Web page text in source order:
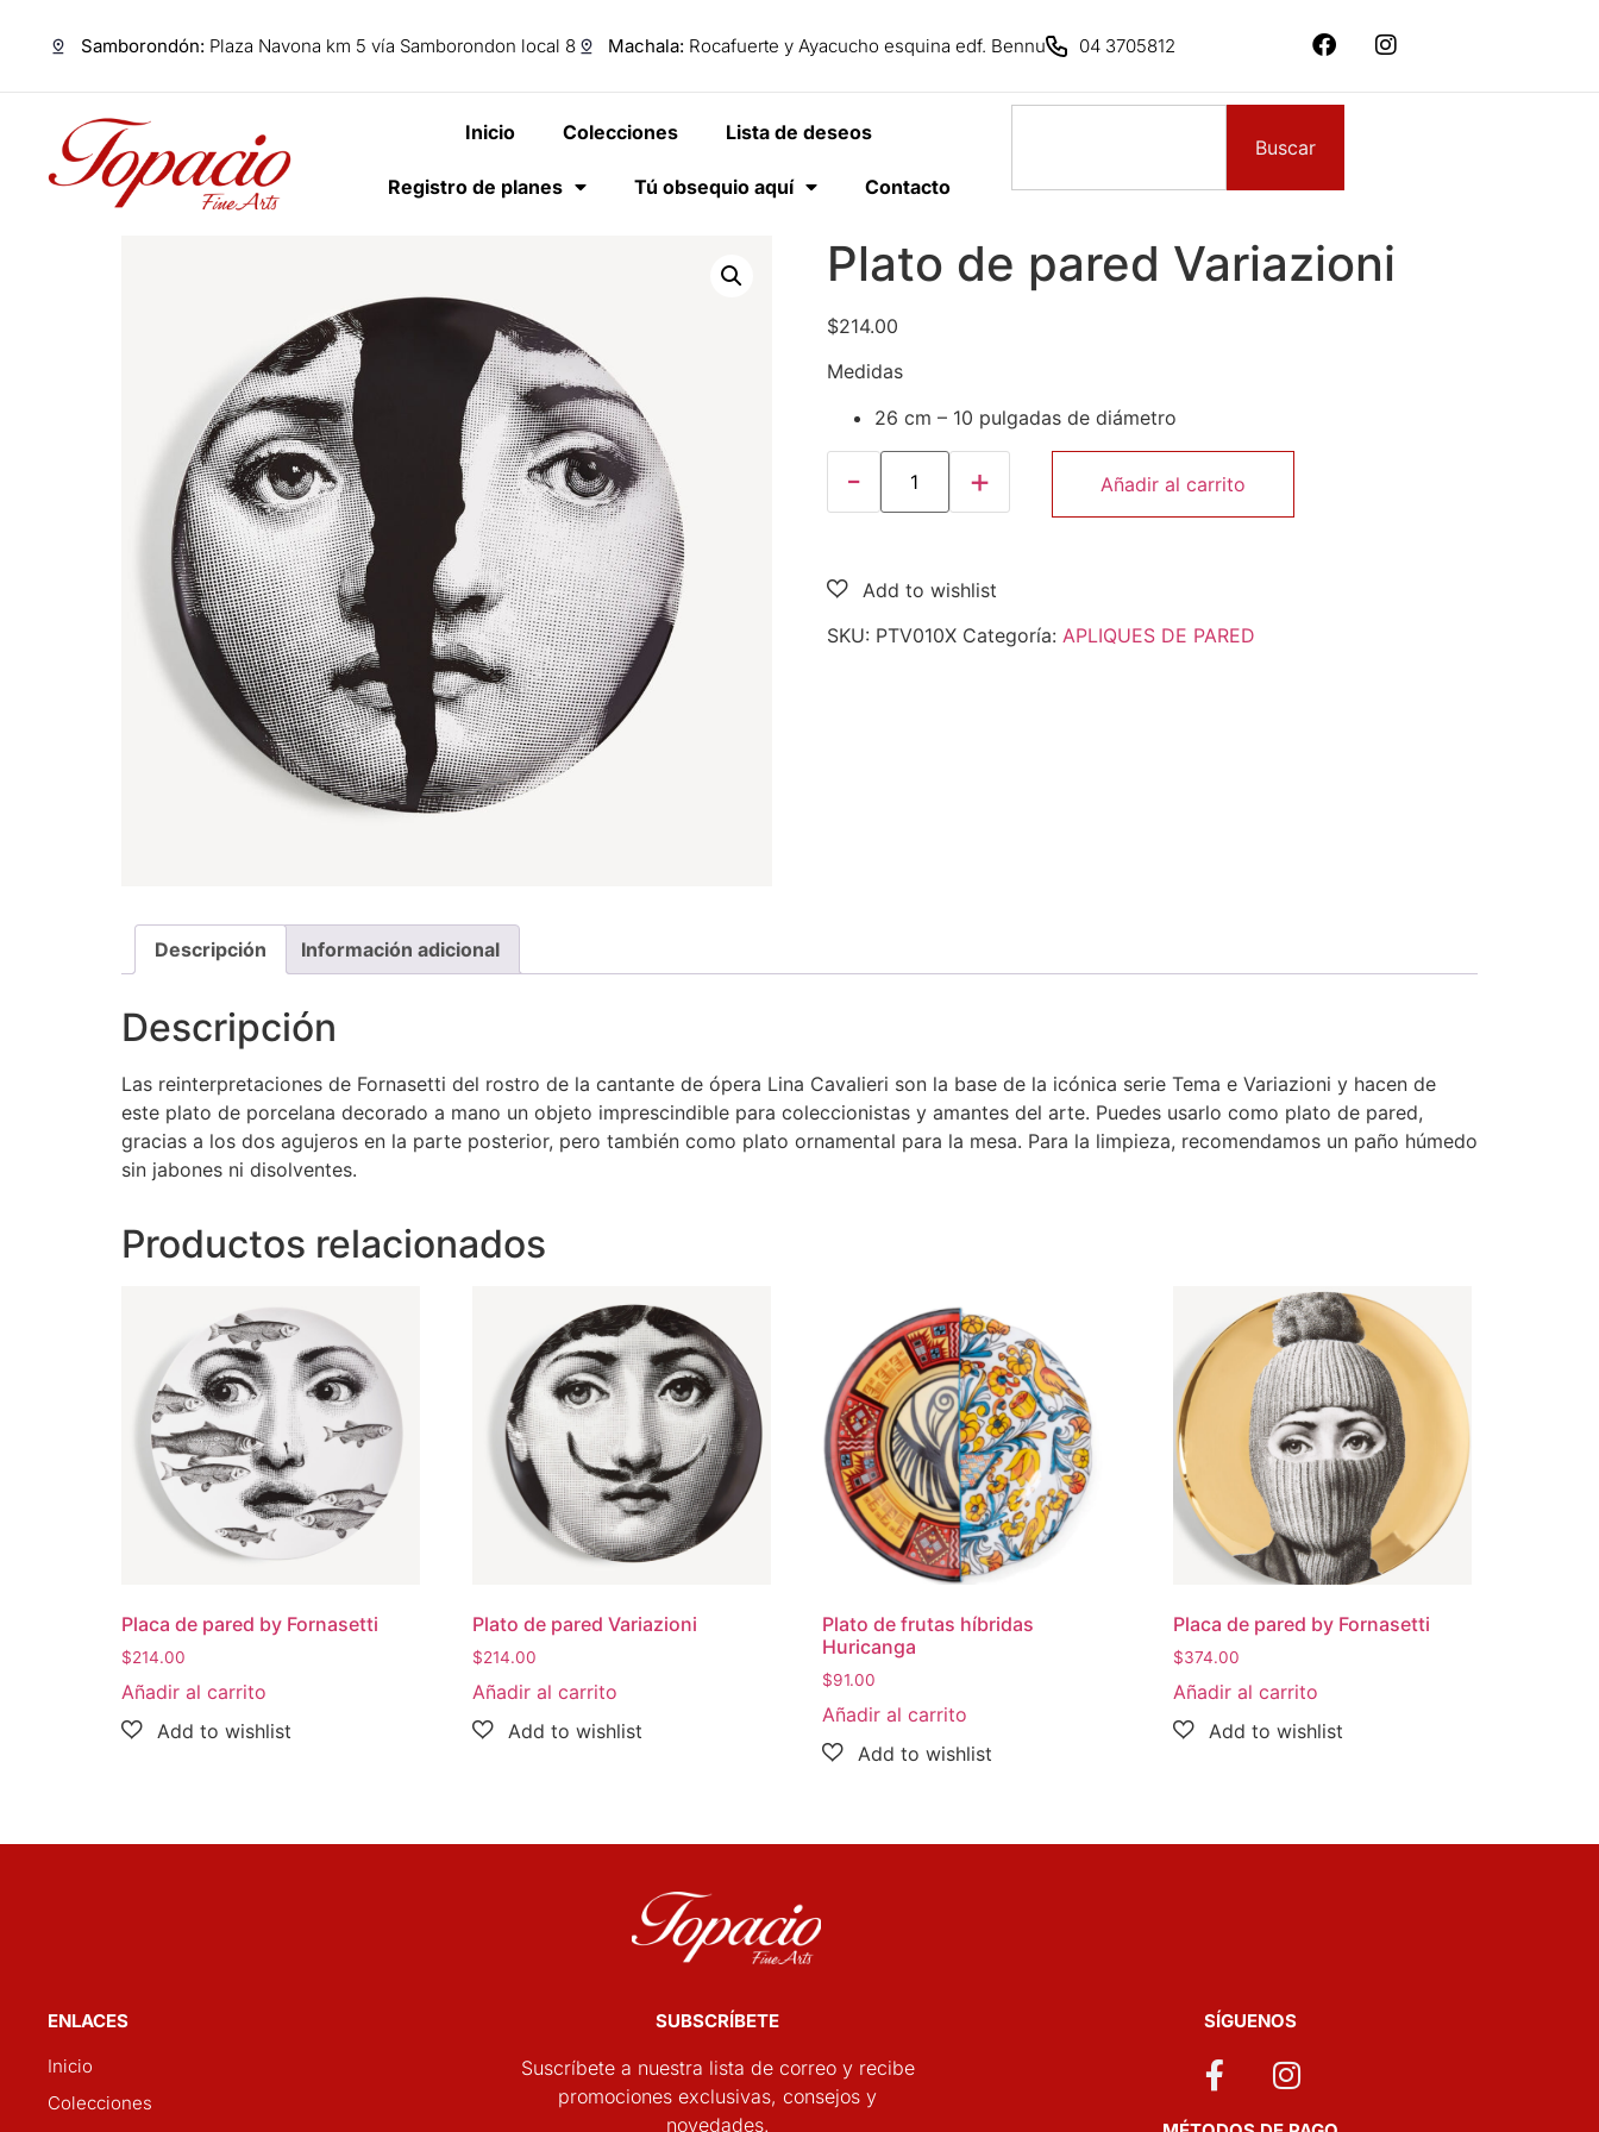
Samborondón: Plaza Navona km 5 vía Samborondon local 8 Machala: Rocafuerte y Ayacucho esquina edf. Bennu 04 3705812
Inicio Colecciones Lista de deseos
Registro de planes Tú obsequio aquí Contacto
Buscar
Plato de pared Variazioni
$214.00
Medidas
26 cm – 10 pulgadas de diámetro
Añadir al carrito
SKU: PTV010X Categoría: APLIQUES DE PARED
Descripción Información adicional
Descripción
Las reinterpretaciones de Fornasetti del rostro de la cantante de ópera Lina Cavalieri son la base de la icónica serie Tema e Variazioni y hacen de
este plato de porcelana decorado a mano un objeto imprescindible para coleccionistas y amantes del arte. Puedes usarlo como plato de pared,
gracias a los dos agujeros en la parte posterior, pero también como plato ornamental para la mesa. Para la limpieza, recomendamos un paño húmedo
sin jabones ni disolventes.
Productos relacionados
Placa de pared by Fornasetti
$214.00
Añadir al carrito
Plato de pared Variazioni
$214.00
Añadir al carrito
Plato de frutas híbridas
Huricanga
$91.00
Añadir al carrito
Placa de pared by Fornasetti
$374.00
Añadir al carrito
ENLACES
Inicio
Colecciones
SUBSCRÍBETE
Suscríbete a nuestra lista de correo y recibe
promociones exclusivas, consejos y
novedades.
SÍGUENOS